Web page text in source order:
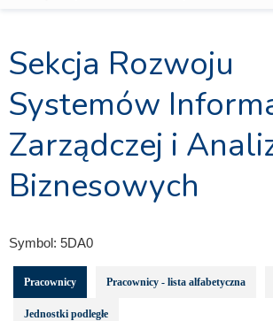
Sekcja Rozwoju
Systemów
Zarządczej i
Biznesowych
Symbol: 5DA0
Pracownicy Pracownicy - lista alfabetyczna
Jednostki podległe